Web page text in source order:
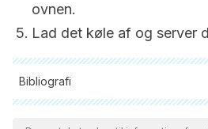
ovnen.
Lad det køle af og server
Bibliografi
Alle citerede kilder blev grundigt